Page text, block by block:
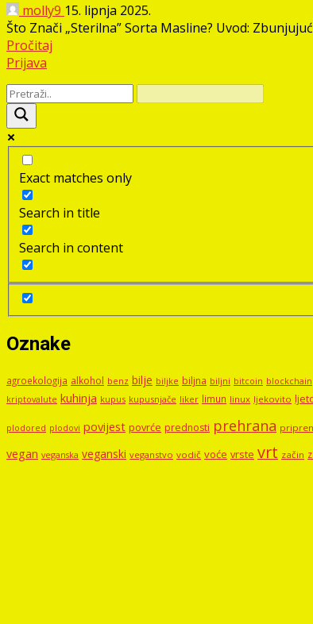
molly9 15. lipnja 2025.
Što Znači „Sterilna” Sorta Masline? Uvod:
Pročitaj
Prijava
Exact matches only
Search in title
Search in content
Oznake
agroekologija alkohol benz bilje biljke biljna biljni bitcoin blockchain
kriptovalute kuhinja kupus kupusnjače liker limun linux ljekovito
plodored plodovi povijest povrće prednosti prehrana
vegan veganska veganski veganstvo vodič voće vrste vrt začin